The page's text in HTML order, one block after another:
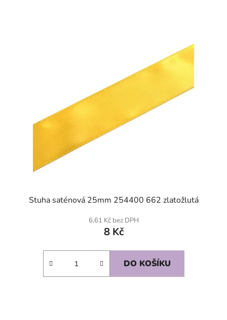
Stuha saténová 25mm 254400 662 zlatožlutá
6,61 Kč bez DPH
8 Kč
DO KOŠÍKU